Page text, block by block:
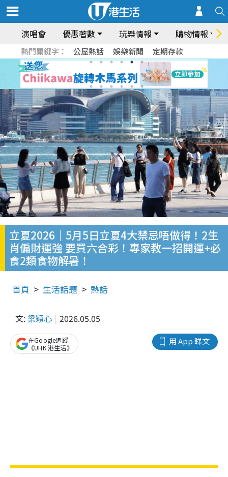
演唱會 優惠著數 玩樂情報 購物情報
熱門關鍵字： 公屋熱話 娛樂新聞 定期存款
立夏2026｜5月5日立夏4大禁忌唔做得！2生
肖偏財運強 要買六合彩！專家教一招開運+必
食2類食物解暑！
首頁 生活話題 熱話
文: 梁穎心 2026.05.05
用 App 睇文
在Google追蹤
《UHK 港生活》